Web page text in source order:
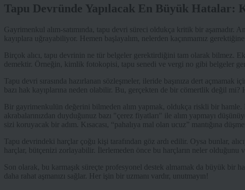
Tapu Devründe Yapılacak En Büyük Hatalar:
Gayrimenkul alım-satımında, tapu devri süreci oldukça kritik bir aşamadır.
kayıplara uğrayabiliyor. Hemen başlayalım, nelerden kaçınmamız
Birçok alıcı, tapu devrinin ne tür belgeler gerektirdiğini tam olarak bilmez.
demektir. Örneğin, kimlik fotokopisi, tapu senedi ve vergi no gibi belgeler
Tapu devri sırasında hazırlanan sözleşmeler, ileride başınıza dert
bazı hak kayıplarına neden olabilir. Bu, gerçekten de bir cömertlik değil mi?
Bir gayrimenkulün değerini bilmeden alım yapmak, oldukça riskli bir hamle.
akrabalarınızdan duyduğunuz bazı "çerez fiyatları" ile alım yapmayı
sizi koruyacak bir adım. Kısacası, “pahalıya mal olan ucuz” mantığına
Tapu devrindeki harçlar çoğu kişi tarafından göz ardı edilir. Oysa bunlar,
harçlar, bütçenizi zorlayabilir. İlerlemeden önce bu harçların neler olduğunu
Son olarak, bu karmaşık süreçte profesyonel destek almamak da büyük bir
daha rahat aşmanızı sağlar. Her işin bir uzmanı vardır, unutmayın!